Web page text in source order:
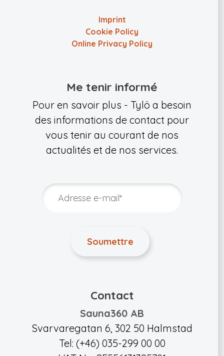
Imprint
Cookie Policy
Online Privacy Policy
Me tenir informé
Pour en savoir plus - Tylö a besoin
des informations de contact pour
vous tenir au courant de nos
actualités et de nos services.
Contact
Sauna360 AB
Svarvaregatan 6, 302 50 Halmstad
Tel: (+46) 035-299 00 00